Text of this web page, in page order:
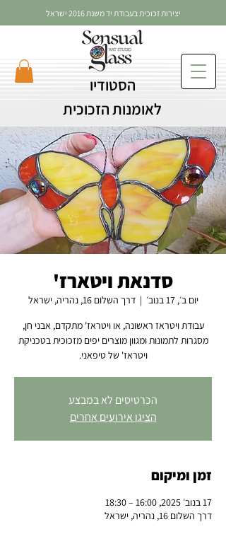
הסטודיו
לאומנות הזכוכית
יצירות זכוכית בעבודת יד משנת 2016 ישראל
סדנאת ויטארז'
יום ב׳, 17 בנוב׳
  |
דרך השלום 16, נהריה, ישראל
עבודת ויטראז ראשונה, או ויטראז' מתקדם, אבני חן,
מסגרות לתמונות ומגוון מוצרים יפים מזכוכית בטכניקת
ויטראז' של טיפאני.
הכרטיסים לא במבצע
הציגו אירועים אחרים
זמן ומיקום
17 בנוב׳ 2025, 16:00 – 18:30
דרך השלום 16, נהריה, ישראל